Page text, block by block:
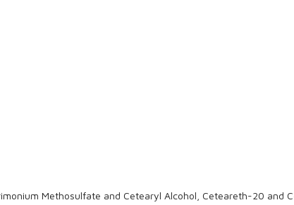
Methosulfate and Cetearyl Alcohol, Ceteareth-20 and